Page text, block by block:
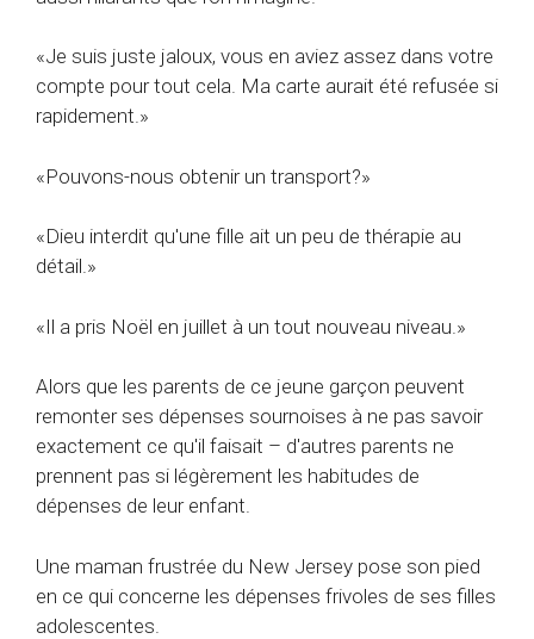
«Je suis juste jaloux, vous en aviez assez dans votre
compte pour tout cela. Ma carte aurait été refusée si
rapidement.»
«Pouvons-nous obtenir un transport?»
«Dieu interdit qu'une fille ait un peu de thérapie au
détail.»
«Il a pris Noël en juillet à un tout nouveau niveau.»
Alors que les parents de ce jeune garçon peuvent
remonter ses dépenses sournoises à ne pas savoir
exactement ce qu'il faisait – d'autres parents ne
prennent pas si légèrement les habitudes de
dépenses de leur enfant.
Une maman frustrée du New Jersey pose son pied
en ce qui concerne les dépenses frivoles de ses filles
adolescentes.